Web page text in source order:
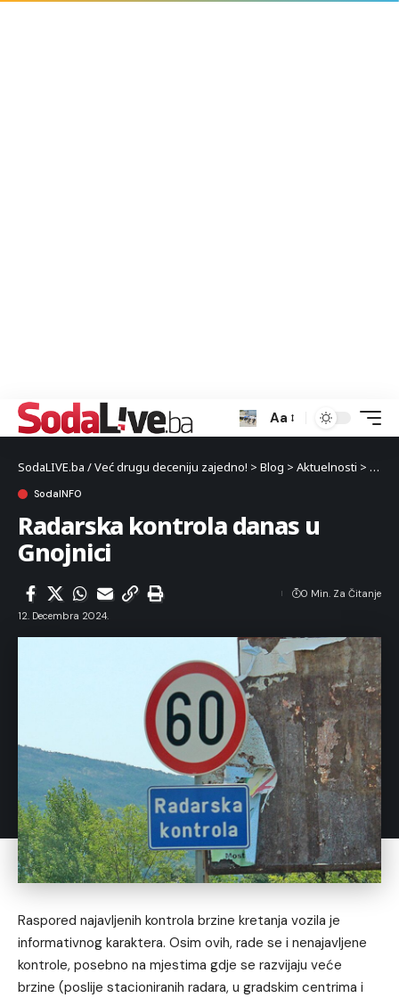
Aa
SodaLIVE.ba / Već drugu deceniju zajedno! > Blog > Aktuelnosti >
SodaINFO
Radarska kontrola danas u
Gnojnici
12. Decembra 2024.
0 Min. Za Čitanje
Raspored najavljenih kontrola brzine kretanja vozila je
informativnog karaktera. Osim ovih, rade se i nenajavljene
kontrole, posebno na mjestima gdje se razvijaju veće
brzine (poslije stacioniranih radara, u gradskim centrima i